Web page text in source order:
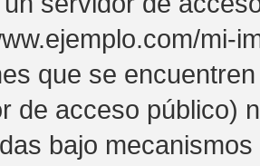
mi-
que se
de acceso público)
bajo